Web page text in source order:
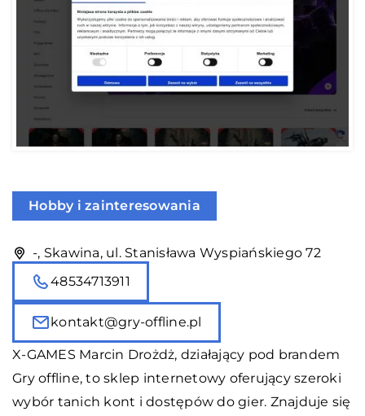
Hobby i zainteresowania
-, Skawina, ul. Stanisława Wyspiańskiego 72
48534713911
kontakt@gry-offline.pl
X-GAMES Marcin Drożdż, działający pod brandem
Gry offline, to sklep internetowy oferujący szeroki
wybór tanich kont i dostępów do gier. Znajduje się